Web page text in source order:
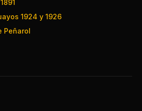
1924 y 1926
Peñarol